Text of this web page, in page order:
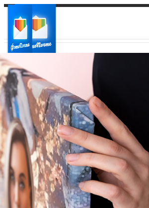
Ваш город:
Ваш регион доставки
Выберите из списка: